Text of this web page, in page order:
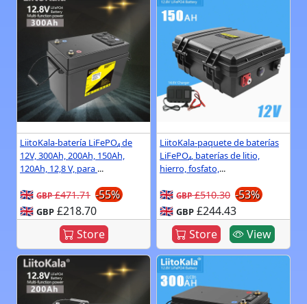
LiitoKala-batería LiFePO₄ de
12V, 300Ah, 200Ah, 150Ah,
120Ah, 12,8 V, para ...
🇬🇧 GBP£471.71 -55%
🇬🇧 GBP £218.70
Store
LiitoKala-paquete de baterías
LiFePO₄, baterías de litio,
hierro, fosfato,...
🇬🇧 GBP£510.30 -53%
🇬🇧 GBP £244.43
Store
View